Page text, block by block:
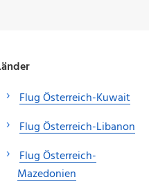
Flug Österreich-Kuwait
Flug Österreich-Libanon
Flug Österreich-
Mazedonien